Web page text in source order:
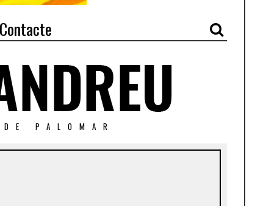
Contacte
PALOMAR